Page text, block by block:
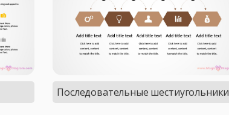
Последовательные шестиугольники